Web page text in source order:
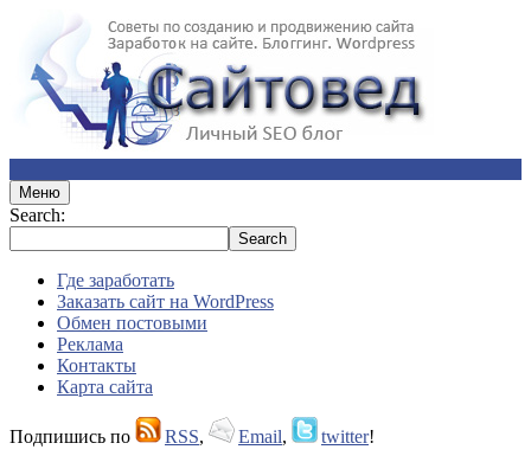
Меню
Search:
Где заработать
Заказать сайт на WordPress
Обмен постовыми
Реклама
Контакты
Карта сайта
Подпишись по RSS, Email, twitter!